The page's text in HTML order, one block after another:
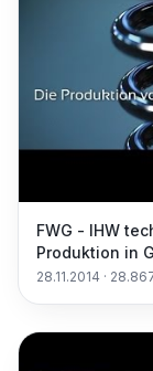
FWG - IHW
Produktion in
28.11.2014 ·